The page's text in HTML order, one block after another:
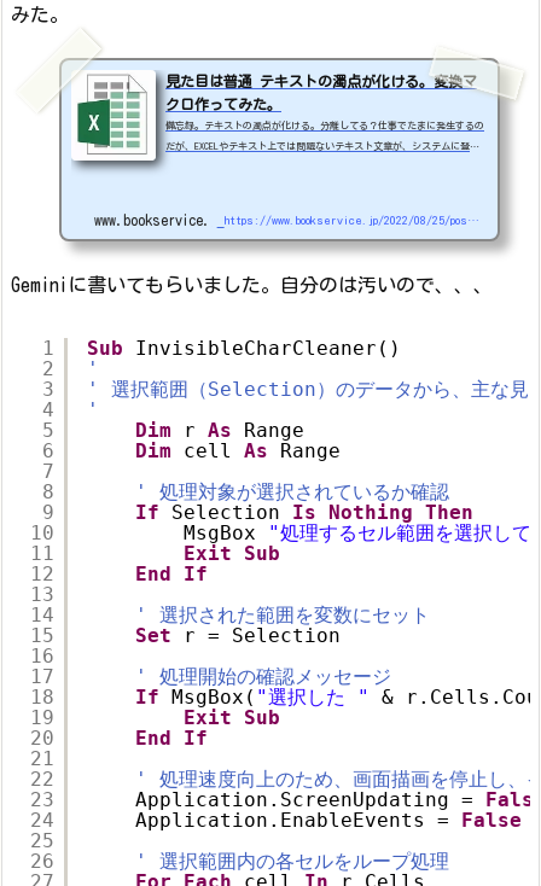
みた。
見た目は普通 テキストの濁点が化ける。変換マ
クロ作ってみた。
備忘録。テキストの濁点が化ける。分離してる？仕事でたまに発生するの
だが、EXCELやテキスト上では問題ないテキスト文章が、システムに登録
いろググって調べましたが、変換してくれるサイトぐらいしか無く、外部
www.bookservice.jp https://www.bookservice.jp/2022/08/25/post-46706
Geminiに書いてもらいました。自分のは汚いので、、、
1
2
3
4
5
6
7
8
9
10
11
12
13
14
15
16
17
18
19
20
21
22
23
24
25
26
27
Sub
InvisibleCharCleaner()
'
' 選択範囲（Selection）のデータから、主な見
'
Dim
r As
Range
Dim
cell As
Range
' 処理対象が選択されているか確認
If
Selection Is Nothing Then
MsgBox
"処理するセル範囲を選択して
Exit
Sub
End
If
' 選択された範囲を変数にセット
Set
r = Selection
' 処理開始の確認メッセージ
If MsgBox( "選択した "
&
Exit
Sub
End
If
' 処理速度向上のため、画面描画を停止し、
Application.ScreenUpdating =
Application.EnableEvents = False
' 選択範囲内の各セルをループ処理
For
Each cell In r.Cells